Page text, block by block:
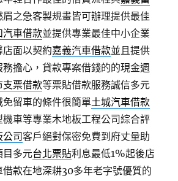
之急客製規畫皆可辦理提供最佳
汽車借款並提供專業最佳中小企業
面以契約嘉義汽車借款並且提供
擔心，貸款專案借錢的的現金週
支票借款等票貼借款服務誠信多元
留車的條件很簡單土城汽車借款
車等專業木地板工程公司綜合評
公司客戶絕對保密免費到府丈量助
目多元台北票貼利息最低1%起後店
款在地深耕30多年老字號優質的